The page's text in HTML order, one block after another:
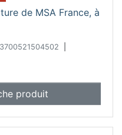
de MSA France, à
3700521504502
produit